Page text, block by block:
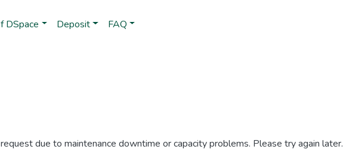
DSpace Deposit FAQ
due to maintenance downtime or capacity problems. Please try again later.